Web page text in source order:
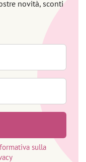
novità, sconti
sulla